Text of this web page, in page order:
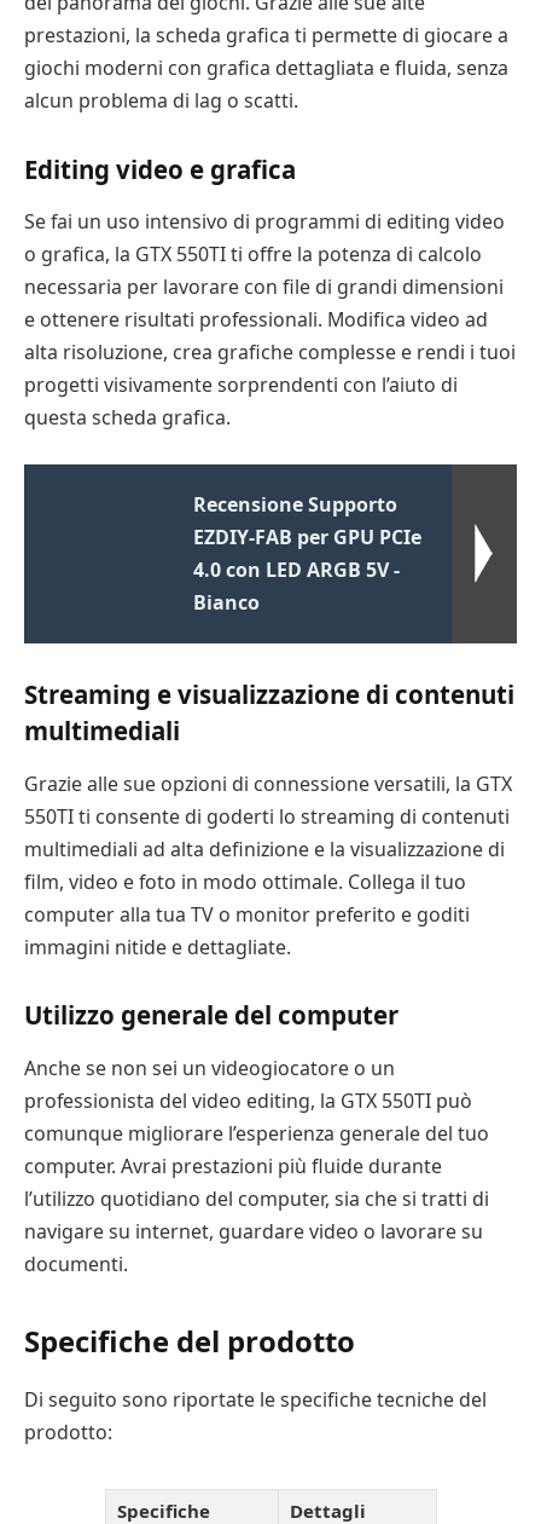
prestazioni, la scheda grafica ti permette di giocare a
giochi moderni con grafica dettagliata e fluida, senza
alcun problema di lag o scatti.
Editing video e grafica
Se fai un uso intensivo di programmi di editing video
o grafica, la GTX 550TI ti offre la potenza di calcolo
necessaria per lavorare con file di grandi dimensioni
e ottenere risultati professionali. Modifica video ad
alta risoluzione, crea grafiche complesse e rendi i tuoi
progetti visivamente sorprendenti con l’aiuto di
questa scheda grafica.
Recensione Supporto
EZDIY-FAB per GPU PCIe
4.0 con LED ARGB 5V -
Bianco
Streaming e visualizzazione di contenuti
multimediali
Grazie alle sue opzioni di connessione versatili, la GTX
550TI ti consente di goderti lo streaming di contenuti
multimediali ad alta definizione e la visualizzazione di
film, video e foto in modo ottimale. Collega il tuo
computer alla tua TV o monitor preferito e goditi
immagini nitide e dettagliate.
Utilizzo generale del computer
Anche se non sei un videogiocatore o un
professionista del video editing, la GTX 550TI può
comunque migliorare l’esperienza generale del tuo
computer. Avrai prestazioni più fluide durante
l’utilizzo quotidiano del computer, sia che si tratti di
navigare su internet, guardare video o lavorare su
documenti.
Specifiche del prodotto
Di seguito sono riportate le specifiche tecniche del
prodotto:
Specifiche
Dettagli